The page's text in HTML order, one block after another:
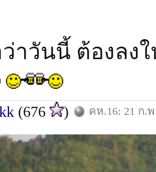
ว่าวันนี้ ต้องลง
(676 ) คห.16: 21 ก.